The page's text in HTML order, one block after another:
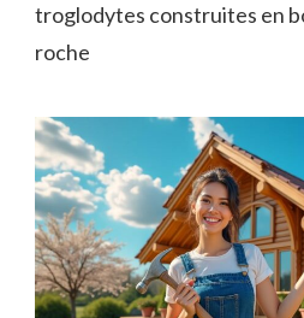
troglodytes construites en
roche